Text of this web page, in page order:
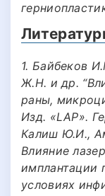
1. Байбеков
Ж.Н. и др.
раны,
Изд. «LAP».
Калиш Ю.И.,
Влияние
имплантации
условиях